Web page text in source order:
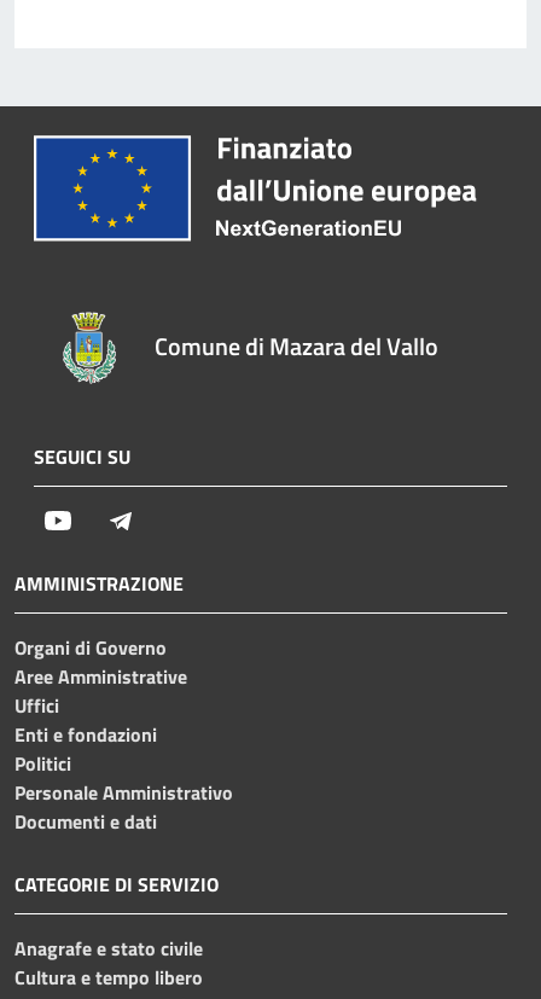
Comune di Mazara del Vallo
SEGUICI SU
Youtube
AMMINISTRAZIONE
Organi di Governo
Aree Amministrative
Uffici
Enti e fondazioni
Politici
Personale Amministrativo
Documenti e dati
CATEGORIE DI SERVIZIO
Anagrafe e stato civile
Cultura e tempo libero